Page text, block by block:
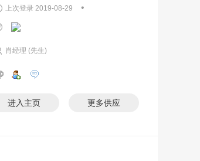
上次登录 2019-08-29 •
肖经理 (先生)
进入主页 更多供应